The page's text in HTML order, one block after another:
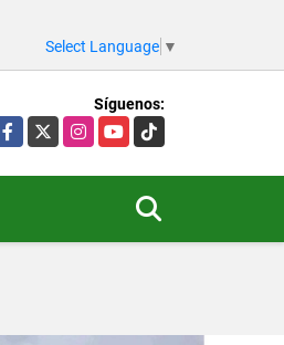
Select Language ▼
Síguenos:
Facebook
X InstagramYouTubeTikTok